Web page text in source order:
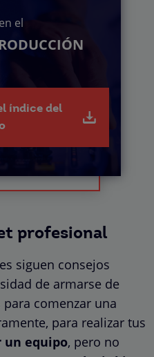
el
índice del
profesional
siguen consejos
de armarse de
comenzar una
para realizar tus
un equipo, pero no